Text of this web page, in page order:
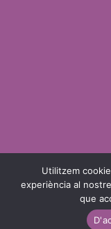
Utilitzem
experiència al
que